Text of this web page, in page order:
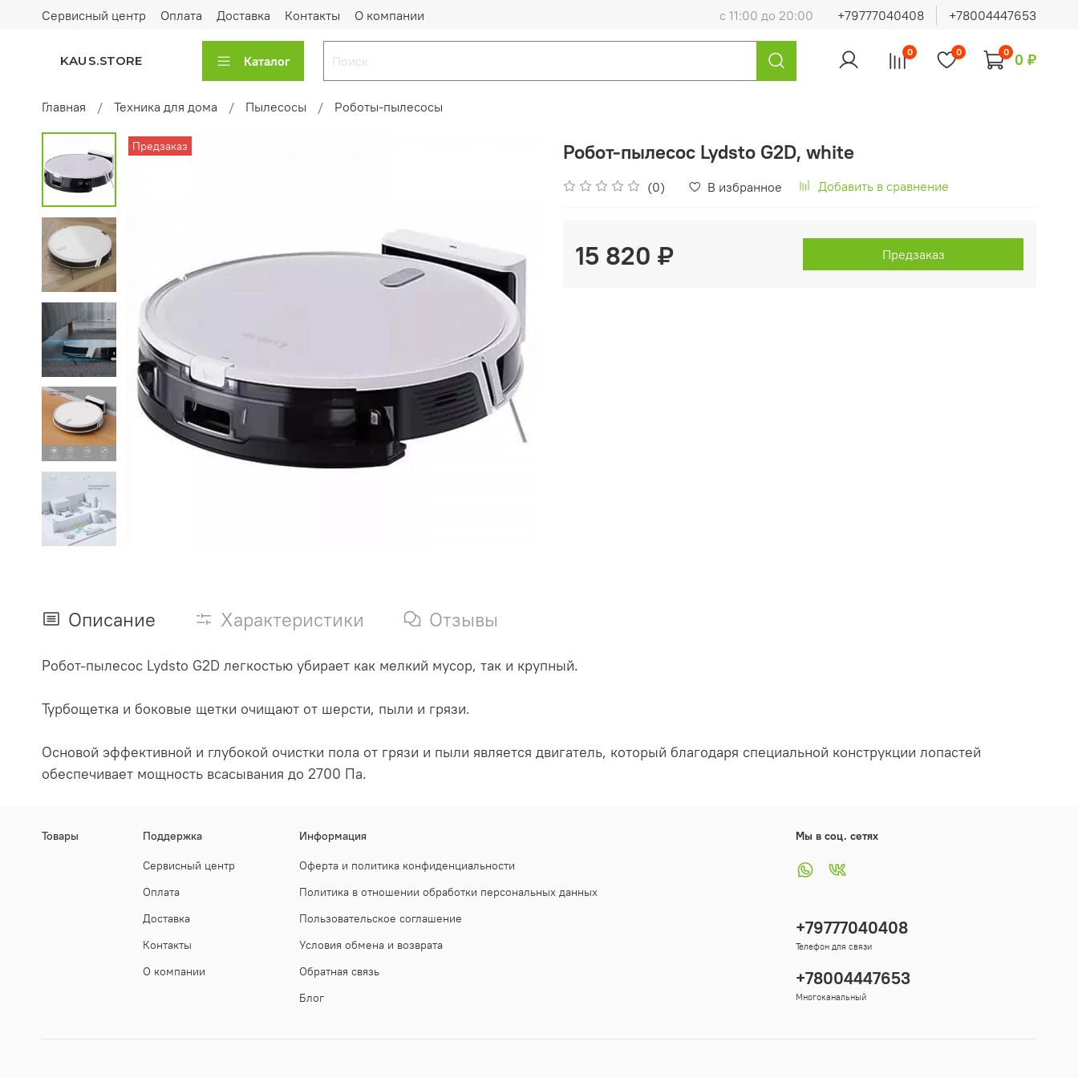
Сервисный центр Оплата Доставка Контакты О компании с 11:00 до 20:00 +79777040408 +78004447653
KAUS.STORE Каталог
0 0 0 0 ₽
Главная Техника для дома Пылесосы Роботы-пылесосы
Предзаказ Робот-пылесос Lydsto G2D, white
(0) В избранное Добавить в сравнение
15 820 ₽ Предзаказ
Описание Характеристики Отзывы
Робот-пылесос Lydsto G2D легкостью убирает как мелкий мусор, так и крупный.
Турбощетка и боковые щетки очищают от шерсти, пыли и грязи.
Основой эффективной и глубокой очистки пола от грязи и пыли является двигатель, который благодаря специальной конструкции лопастей
обеспечивает мощность всасывания до 2700 Па.
Товары Поддержка
Сервисный центр
Оплата
Доставка
Контакты
О компании
Информация
Оферта и политика конфиденциальности
Политика в отношении обработки персональных данных
Пользовательское соглашение
Условия обмена и возврата
Обратная связь
Блог
Мы в соц. сетях
+79777040408
Телефон для связи
+78004447653
Многоканальный